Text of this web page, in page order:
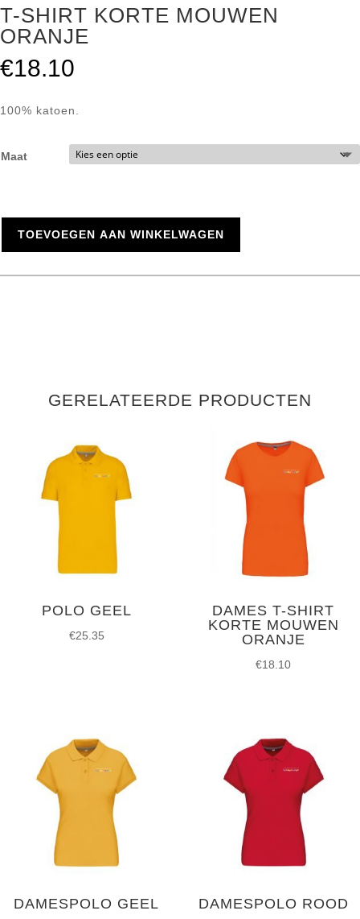
T-SHIRT KORTE MOUWEN
ORANJE
€18.10
100% katoen.
Maat
TOEVOEGEN AAN WINKELWAGEN
GERELATEERDE PRODUCTEN
POLO GEEL
€25.35
DAMES T-SHIRT
KORTE MOUWEN
ORANJE
€18.10
DAMESPOLO GEEL DAMESPOLO ROOD